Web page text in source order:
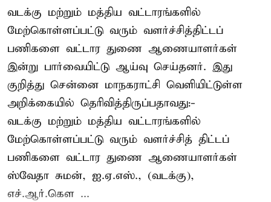
வடக்கு மற்றும் மத்திய வட்டாரங்களில்
மேற்கொள்ளப்பட்டு வரும் வளர்ச்சித்திட்டப்
பணிகளை வட்டார துணை ஆணையாளர்கள்
இன்று பார்வையிட்டு ஆய்வு செய்தனர். இது
குறித்து சென்னை மாநகராட்சி வெளியிட்டுள்ள
அறிக்கையில் தெரிவித்திருப்பதாவது:-
வடக்கு மற்றும் மத்திய வட்டாரங்களில்
மேற்கொள்ளப்பட்டு வரும் வளர்ச்சித் திட்டப்
பணிகளை வட்டார துணை ஆணையாளர்கள்
ஸ்வேதா சுமன், ஐ.ஏ.எஸ்., (வடக்கு),
எச்.ஆர்.கௌ ...